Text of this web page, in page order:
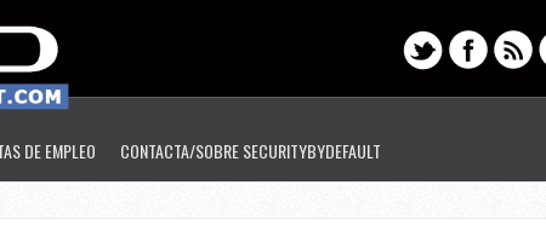
DE EMPLEO CONTACTA/SOBRE SECURITYBYDEFAULT